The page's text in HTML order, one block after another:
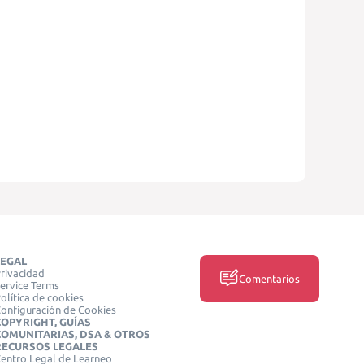
Terms
de cookies
de Cookies
GUÍAS
DSA & OTROS
LEGALES
Legal de Learneo
Comentarios